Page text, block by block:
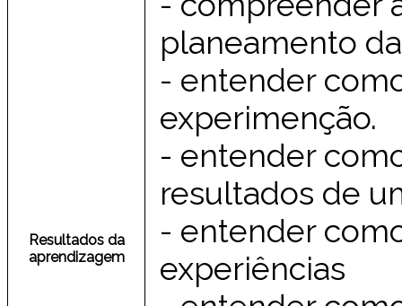
Resultados da
aprendizagem
planeamento
- entender
experimenção.
- entender
resultados de
- entender
experiências